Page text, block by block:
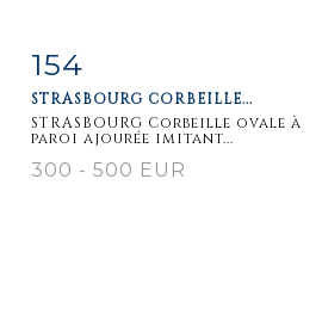
Item detail
154
STRASBOURG CORBEILLE...
STRASBOURG Corbeille ovale à
paroi ajourée imitant...
300 - 500 EUR